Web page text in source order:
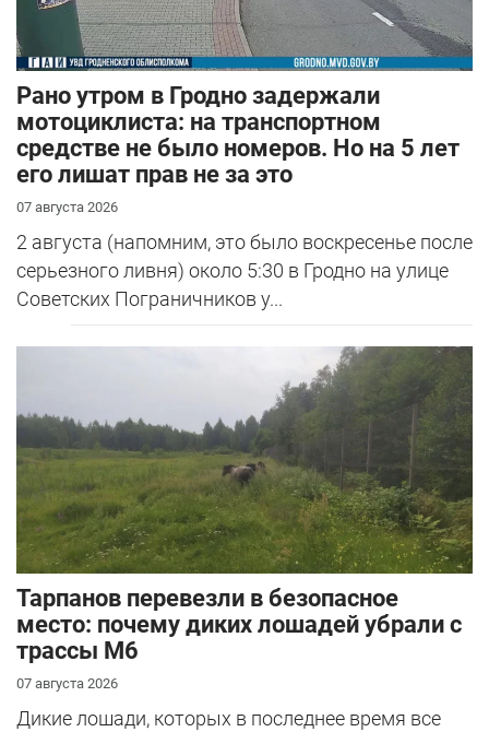
Рано утром в Гродно задержали
мотоциклиста: на транспортном
средстве не было номеров. Но на 5 лет
его лишат прав не за это
07 августа 2026
2 августа (напомним, это было воскресенье после
серьезного ливня) около 5:30 в Гродно на улице
Советских Пограничников у...
Тарпанов перевезли в безопасное
место: почему диких лошадей убрали с
трассы М6
07 августа 2026
Дикие лошади, которых в последнее время все